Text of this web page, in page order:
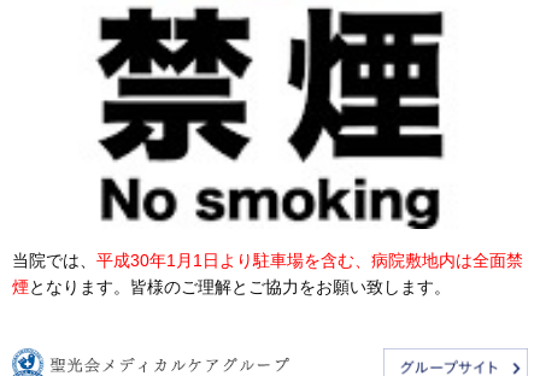
当院では、 平成30年1月1日より駐車場を含む、病院敷地内は全面禁
煙となります。皆様のご理解とご協力をお願い致します。